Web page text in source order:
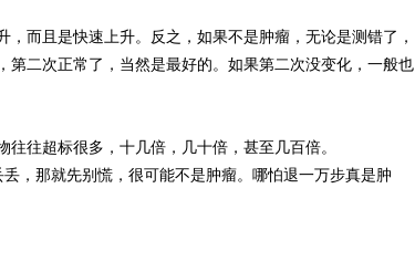
而且是快速上升。反之，如果不是肿瘤，无论是测错了，
二次正常了，当然是最好的。如果第二次没变化，一般也
往超标很多，十几倍，几十倍，甚至几百倍。
，那就先别慌，很可能不是肿瘤。哪怕退一万步真是肿